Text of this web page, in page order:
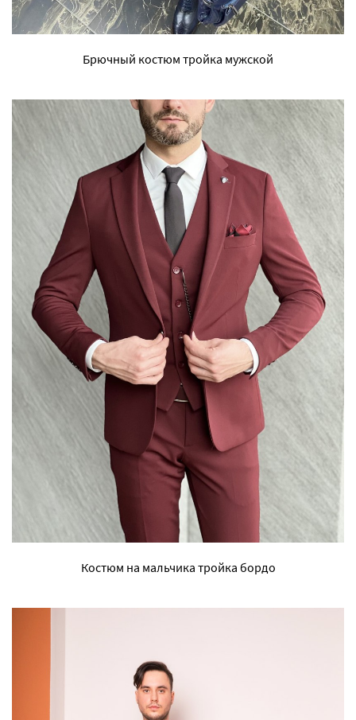
Брючный костюм тройка мужской
Костюм на мальчика тройка бордо